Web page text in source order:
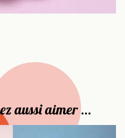
aussi aimer ...